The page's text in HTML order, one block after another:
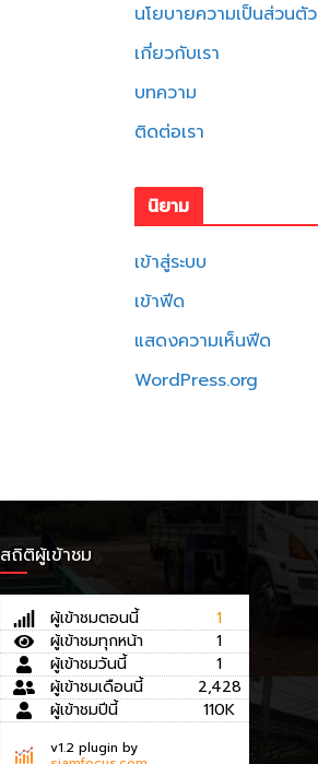
นโยบายความเป็นส่วนตัว
เกี่ยวกับเรา
บทความ
ติดต่อเรา
นิยาม
เข้าสู่ระบบ
เข้าฟีด
แสดงความเห็นฟีด
WordPress.org
สถิติผู้เข้าชม
ผู้เข้าชมตอนนี้
1
ผู้เข้าชมทุกหน้า
1
ผู้เข้าชมวันนี้
1
ผู้เข้าชมเดือนนี้
2,428
ผู้เข้าชมปีนี้
110K
v1.2 plugin by